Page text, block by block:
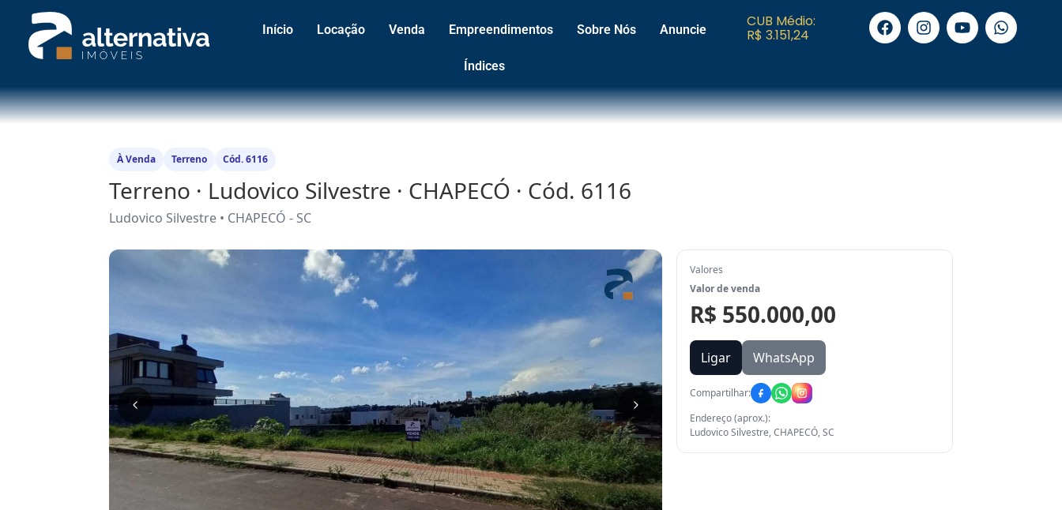
Início Locação Venda Empreendimentos Sobre Nós Anuncie
Índices
CUB Médio:
R$ 3.151,24
À Venda Terreno Cód. 6116
Terreno · Ludovico Silvestre · CHAPECÓ · Cód. 6116
Ludovico Silvestre • CHAPECÓ - SC
Valores
Valor de venda
R$ 550.000,00
Ligar WhatsApp
Compartilhar:
Endereço (aprox.):
Ludovico Silvestre, CHAPECÓ, SC